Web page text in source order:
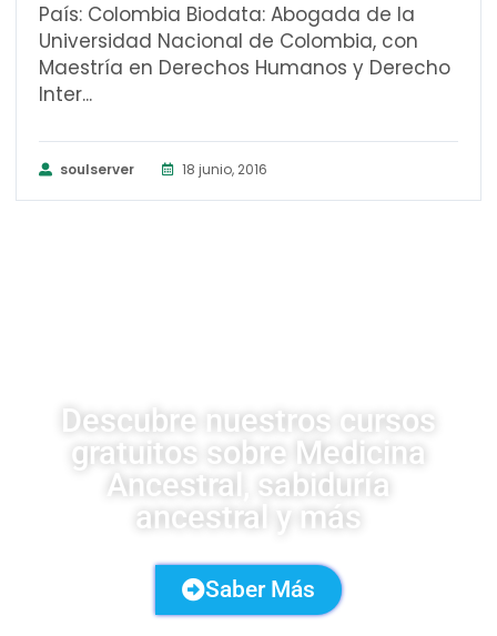
País: Colombia Biodata: Abogada de la
Universidad Nacional de Colombia, con
Maestría en Derechos Humanos y Derecho
Inter...
soulserver 18 junio, 2016
Descubre nuestros cursos
gratuitos sobre Medicina
Ancestral, sabiduría
ancestral y más
Saber Más